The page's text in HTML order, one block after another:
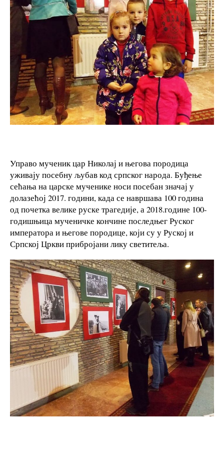
Управо мученик цар Николај и његова породица
уживају посебну љубав код српског народа. Буђење
сећања на царске мученике носи посебан значај у
долазећој 2017. години, када се навршава 100 година
од почетка велике руске трагедије, а 2018.године 100-
годишњица мученичке кончине последњег Руског
императора и његове породице, који су у Руској и
Српској Цркви прибројани лику светитеља.